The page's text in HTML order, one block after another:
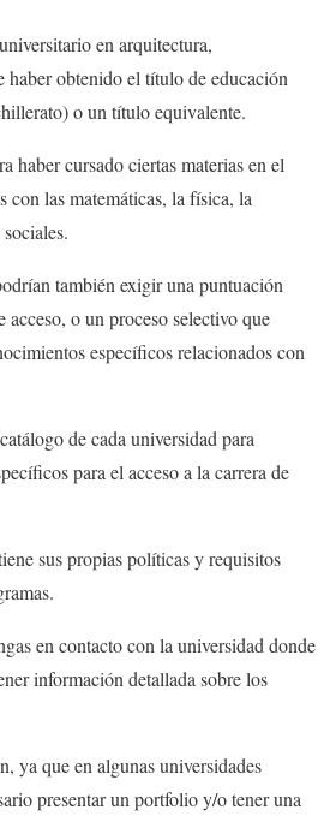
en arquitectura,
haber obtenido el título de educación
o un título equivalente.
haber cursado ciertas materias en el
con las matemáticas, la física, la
también exigir una puntuación
acceso, o un proceso selectivo que
específicos relacionados con
de cada universidad para
para el acceso a la carrera de
sus propias políticas y requisitos
en contacto con la universidad donde
información detallada sobre los
ya que en algunas universidades
presentar un portfolio y/o tener una